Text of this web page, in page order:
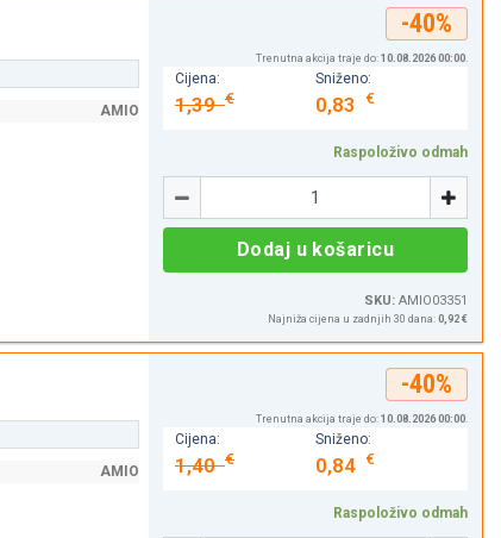
AMIO
-40%
Trenutna akcija traje do: 10.08.2026 00:00.
Cijena:
1,39€
Sniženo:
0,83 €
Raspoloživo odmah
-
Količina
+
Dodaj u košaricu
SKU:AMIO03351
Najniža cijena u zadnjih 30 dana: 0,92 €
AMIO
-40%
Trenutna akcija traje do: 10.08.2026 00:00.
Cijena:
1,40€
Sniženo:
0,84 €
Raspoloživo odmah